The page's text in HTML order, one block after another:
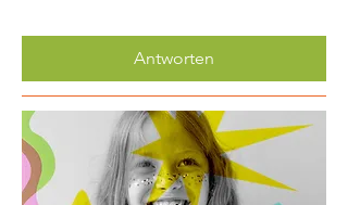
Antworten